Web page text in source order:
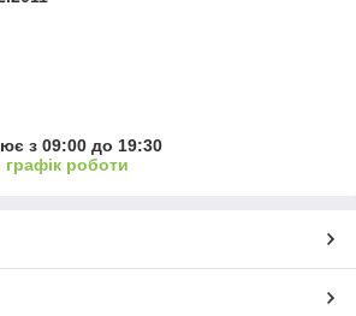
з 09:00 до 19:30
роботи